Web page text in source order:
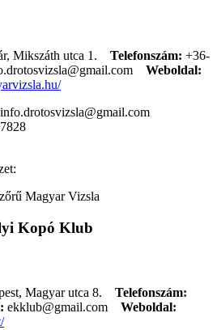
Mikszáth utca 1. Telefonszám: +36-
Weboldal:
info.drotosvizsla@gmail.com
Magyar Vizsla
Kopó Klub
Magyar utca 8. Telefonszám:
ekklub@gmail.com
Weboldal: